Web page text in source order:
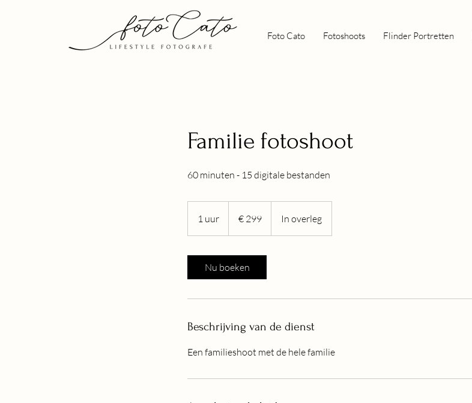
Foto Cato Fotoshoots Flinder Portretten
Familie fotoshoot
60 minuten - 15 digitale bestanden
1 uur
u
€ 299 In overleg
Nu boeken
Beschrijving van de dienst
Een familieshoot met de hele familie